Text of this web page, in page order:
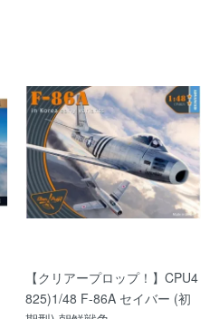
【クリアープロップ！】CPU4
825)1/48 F-86A セイバー (初